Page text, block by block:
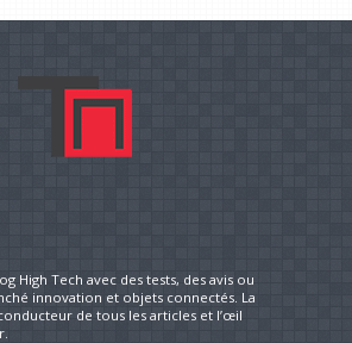
High Tech avec des tests, des avis ou
innovation et objets connectés. La
de tous les articles et l’œil